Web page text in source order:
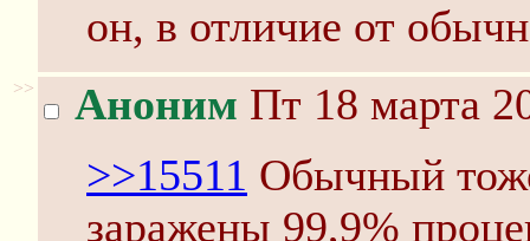
он, в отличие от
>> Аноним Пт 18 марта
>>15511 Обычный
заражены 99,9%